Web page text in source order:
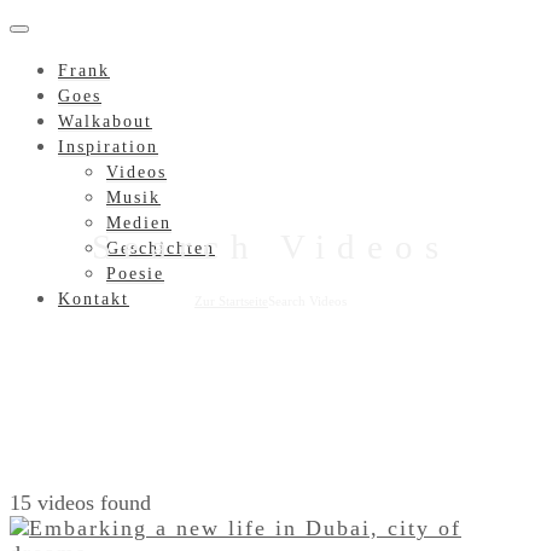
Frank
Goes
Walkabout
Inspiration
Videos
Musik
Medien
Geschichten
Poesie
Kontakt
Search Videos
15 videos found